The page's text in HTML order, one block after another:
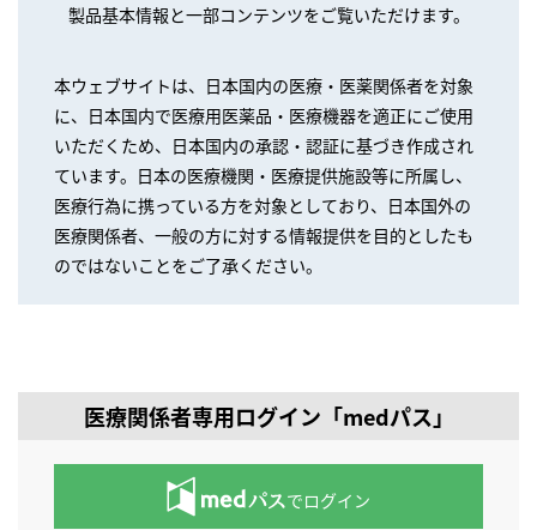
製品基本情報と一部コンテンツをご覧いただけます。
本ウェブサイトは、日本国内の医療・医薬関係者を対象
に、日本国内で医療用医薬品・医療機器を適正にご使用
いただくため、日本国内の承認・認証に基づき作成され
ています。日本の医療機関・医療提供施設等に所属し、
医療行為に携っている方を対象としており、日本国外の
医療関係者、一般の方に対する情報提供を目的としたも
のではないことをご了承ください。
医療関係者専用ログイン「medパス」
でログイン